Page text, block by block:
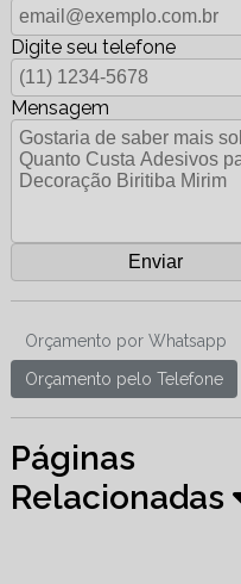
Digite seu telefone
Mensagem
Orçamento por Whatsapp
Orçamento pelo Telefone
Páginas
Relacionadas